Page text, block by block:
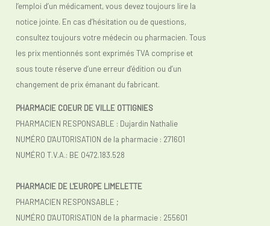
l’emploi d’un médicament, vous devez toujours lire la
notice jointe. En cas d’hésitation ou de questions,
consultez toujours votre médecin ou pharmacien. Tous
les prix mentionnés sont exprimés TVA comprise et
sous toute réserve d’une erreur d’édition ou d’un
changement de prix émanant du fabricant.
PHARMACIE COEUR DE VILLE OTTIGNIES
PHARMACIEN RESPONSABLE : Dujardin Nathalie
NUMÉRO D'AUTORISATION de la pharmacie : 271601
NUMÉRO T.V.A.: BE 0472.183.528
PHARMACIE DE L'EUROPE LIMELETTE
PHARMACIEN RESPONSABLE ;
NUMÉRO D'AUTORISATION de la pharmacie : 255601